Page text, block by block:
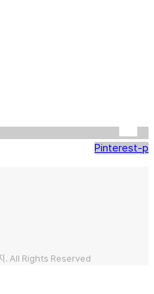
Pinterest-p
. All Rights Reserved